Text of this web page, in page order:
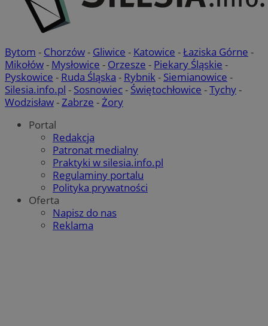
Bytom - Chorzów- Gliwice - Katowice -Łaziska Górne -
Mikołów- Mysłowice - Orzesze - Piekary Śląskie -
Pyskowice - Ruda Śląska - Rybnik- Siemianowice -
Silesia.info.pl - Sosnowiec- Świętochłowice -Tychy-
Wodzisław-Zabrze -Żory
Portal
Redakcja
Patronat medialny
Praktyki w silesia.info.pl
Regulaminy portalu
Polityka prywatności
Oferta
Napisz do nas
Reklama